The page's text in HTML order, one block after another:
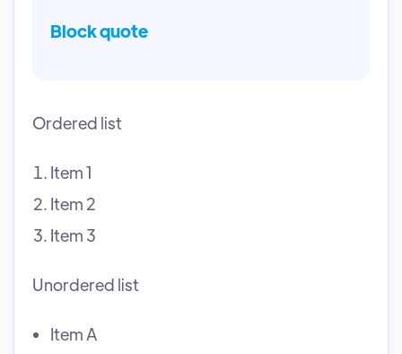
Block quote
Ordered list
Item 1
Item 2
Item 3
Unordered list
Item A